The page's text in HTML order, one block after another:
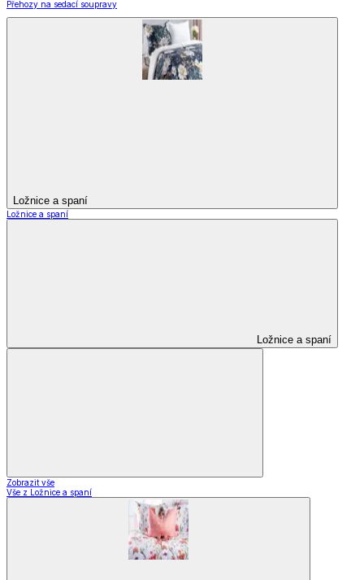
Přehozy na sedací soupravy
Ložnice a spaní
Ložnice a spaní
Ložnice a spaní
Zobrazit vše
Vše z Ložnice a spaní